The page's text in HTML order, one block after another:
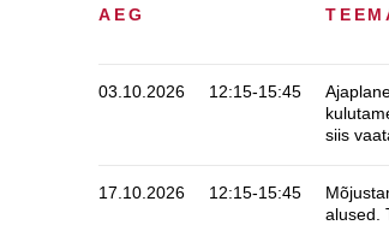
AEG
03.10.2026 12:15-15:45
siis
17.10.2026 12:15-15:45
alused.